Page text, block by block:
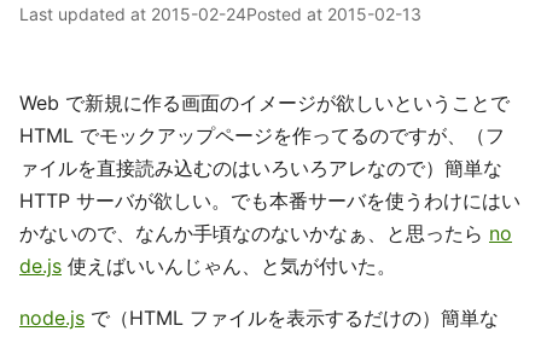
Last updated at 2015-02-24Posted at 2015-02-13
Web で新規に作る画面のイメージが欲しいということで
HTML でモックアップページを作ってるのですが、（フ
ァイルを直接読み込むのはいろいろアレなので）簡単な
HTTP サーバが欲しい。でも本番サーバを使うわけにはい
かないので、なんか手頃なのないかなぁ、と思ったら no
de.js 使えばいいんじゃん、と気が付いた。
node.js で（HTML ファイルを表示するだけの）簡単な